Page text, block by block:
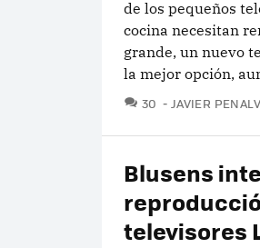
de los pequeños
cocina necesitan
grande, un nuevo
la mejor opción,
30 COMENTARIOS
JAVIER
Blusens
televisores